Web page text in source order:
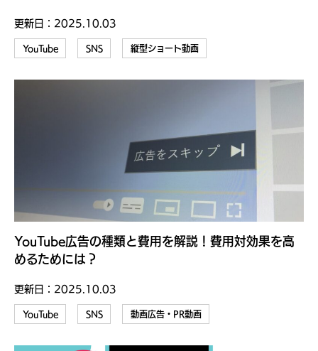
更新日： 2025.10.03
YouTube SNS 縦型ショート動画
YouTube広告の種類と費用を解説！費用対効果を高
めるためには？
更新日： 2025.10.03
YouTube SNS 動画広告・PR動画